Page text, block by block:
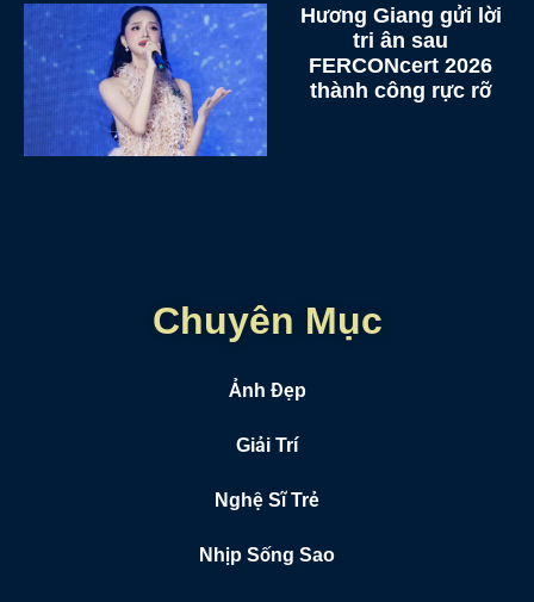
Hương Giang gửi lời
tri ân sau
FERCONcert 2026
thành công rực rỡ
Chuyên Mục
Ảnh Đẹp
Giải Trí
Nghệ Sĩ Trẻ
Nhịp Sống Sao